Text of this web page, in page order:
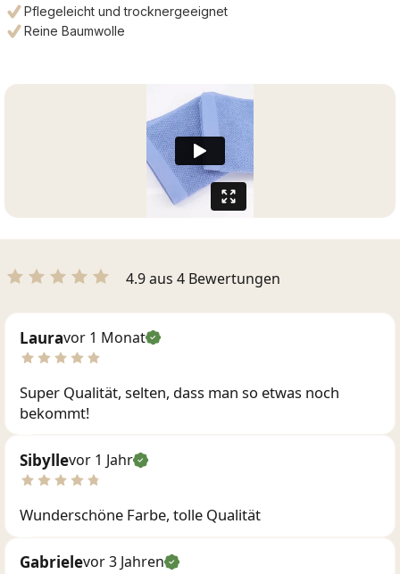
Pflegeleicht und trocknergeeignet
Reine Baumwolle
4.9 aus 4 Bewertungen
Lauravor 1 Monat
Super Qualität, selten, dass man so etwas noch
bekommt!
Sibyllevor 1 Jahr
Wunderschöne Farbe, tolle Qualität
Gabrielevor 3 Jahren